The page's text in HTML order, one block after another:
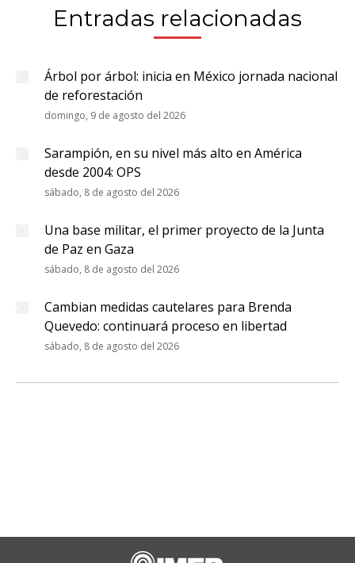
Entradas relacionadas
Árbol por árbol: inicia en México jornada nacional
de reforestación
domingo, 9 de agosto del 2026
Sarampión, en su nivel más alto en América
desde 2004: OPS
sábado, 8 de agosto del 2026
Una base militar, el primer proyecto de la Junta
de Paz en Gaza
sábado, 8 de agosto del 2026
Cambian medidas cautelares para Brenda
Quevedo: continuará proceso en libertad
sábado, 8 de agosto del 2026